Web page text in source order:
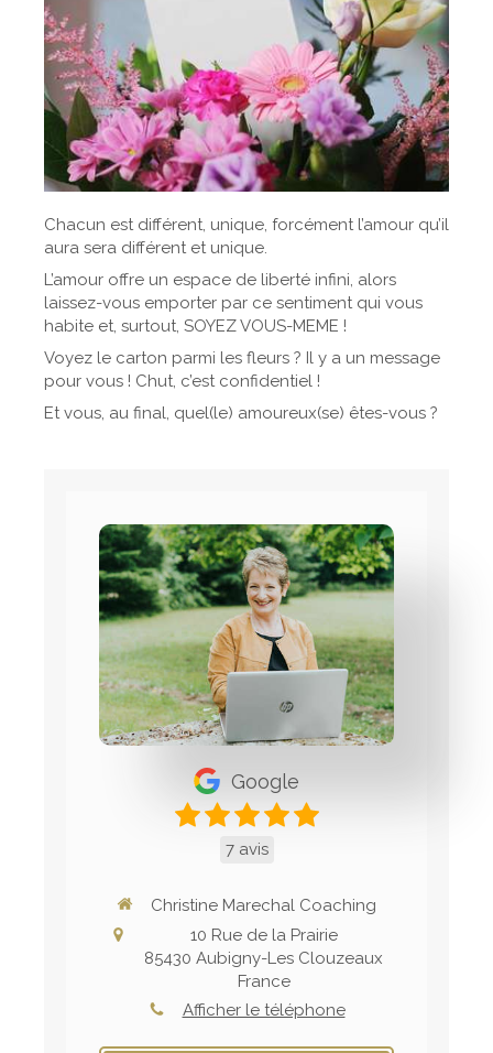
Chacun est différent, unique, forcément l’amour qu’il
aura sera différent et unique.
L’amour offre un espace de liberté infini, alors
laissez-vous emporter par ce sentiment qui vous
habite et, surtout, SOYEZ VOUS-MEME !
Voyez le carton parmi les fleurs ? Il y a un message
pour vous ! Chut, c’est confidentiel !
Et vous, au final, quel(le) amoureux(se) êtes-vous ?
Google
7 avis
Christine Marechal Coaching
10 Rue de la Prairie
85430 Aubigny-Les Clouzeaux
France
Afficher le téléphone